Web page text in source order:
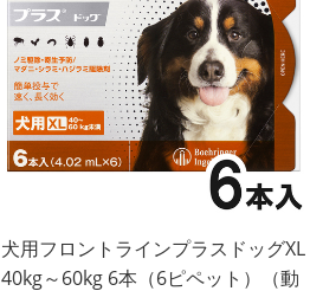
犬用フロントラインプラスドッグXL
40kg～60kg 6本（6ピペット）（動